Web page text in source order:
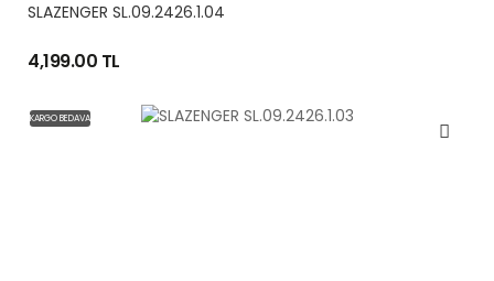
SLAZENGER SL.09.2426.1.04
4,199.00 TL
KARGO BEDAVA